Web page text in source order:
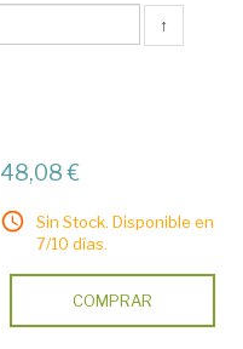
↑
48,08 €
Sin Stock. Disponible en
7/10 días.
COMPRAR